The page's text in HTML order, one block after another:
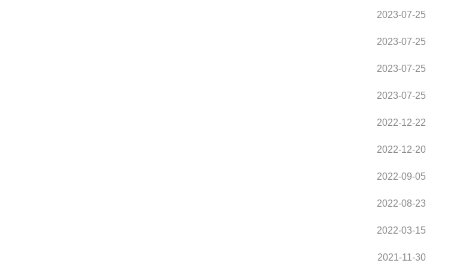
2023-07-25
2023-07-25
2023-07-25
2023-07-25
2022-12-22
2022-12-20
2022-09-05
2022-08-23
2022-03-15
2021-11-30